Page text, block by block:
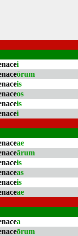
i
ōrum
is
os
is
i
ae
ārum
is
as
is
ae
a
ōrum